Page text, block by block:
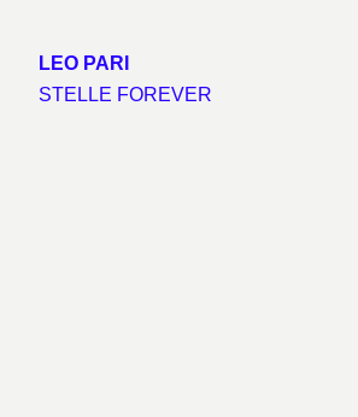
LEO PARI
STELLE FOREVER